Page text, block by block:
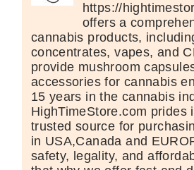
https://
offers a
cannabis products,
concentrates, vapes, and
provide mushroom
accessories for cannabis
15 years in the cannabis
HighTimeStore.com prides
trusted source for
in USA,Canada and
safety, legality, and